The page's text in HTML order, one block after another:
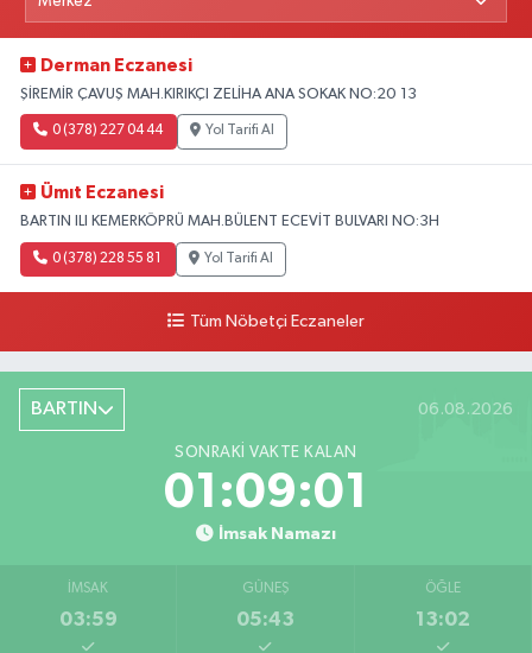
Derman Eczanesi
ŞİREMİR ÇAVUŞ MAH.KIRIKÇI ZELİHA ANA SOKAK NO:20 13
0 (378) 227 04 44 Yol Tarifi Al
Ümıt Eczanesi
BARTIN ILI KEMERKÖPRÜ MAH.BÜLENT ECEVİT BULVARI NO:3H
0 (378) 228 55 81 Yol Tarifi Al
Tüm Nöbetçi Eczaneler
BARTIN 06.08.2026
SONRAKI VAKTE KALAN
01:09:00
İmsak Namazı
İMSAK
03:59
GÜNEŞ
05:43
ÖĞLE
13:02